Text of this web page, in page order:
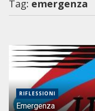
Tag: emergenza
RIFLESSIONI
Emergenza